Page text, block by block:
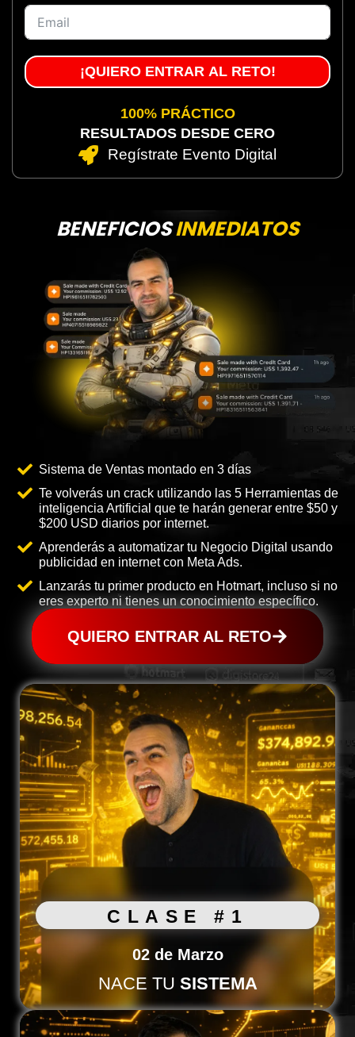
¡QUIERO ENTRAR AL RETO!
100% PRÁCTICO
RESULTADOS DESDE CERO
Regístrate Evento Digital
BENEFICIOSINMEDIATOS
Sistema de Ventas montado en 3 días
Te volverás un crack utilizando las 5 Herramientas de
inteligencia Artificial que te harán generar entre $50 y
$200 USD diarios por internet.
Aprenderás a automatizar tu Negocio Digital usando
publicidad en internet con Meta Ads.
Lanzarás tu primer producto en Hotmart, incluso si no
eres experto ni tienes un conocimiento específico.
QUIERO ENTRAR AL RETO
CLASE #1
02 de Marzo
NACE TU SISTEMA